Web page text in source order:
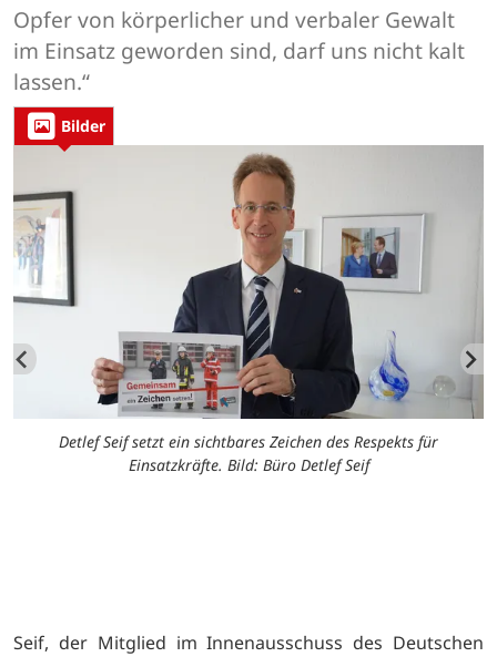
Opfer von körperlicher und verbaler Gewalt
im Einsatz geworden sind, darf uns nicht kalt
lassen.“
Bilder
Detlef Seif setzt ein sichtbares Zeichen des Respekts für
Einsatzkräfte. Bild: Büro Detlef Seif
Seif, der Mitglied im Innenausschuss des Deutschen